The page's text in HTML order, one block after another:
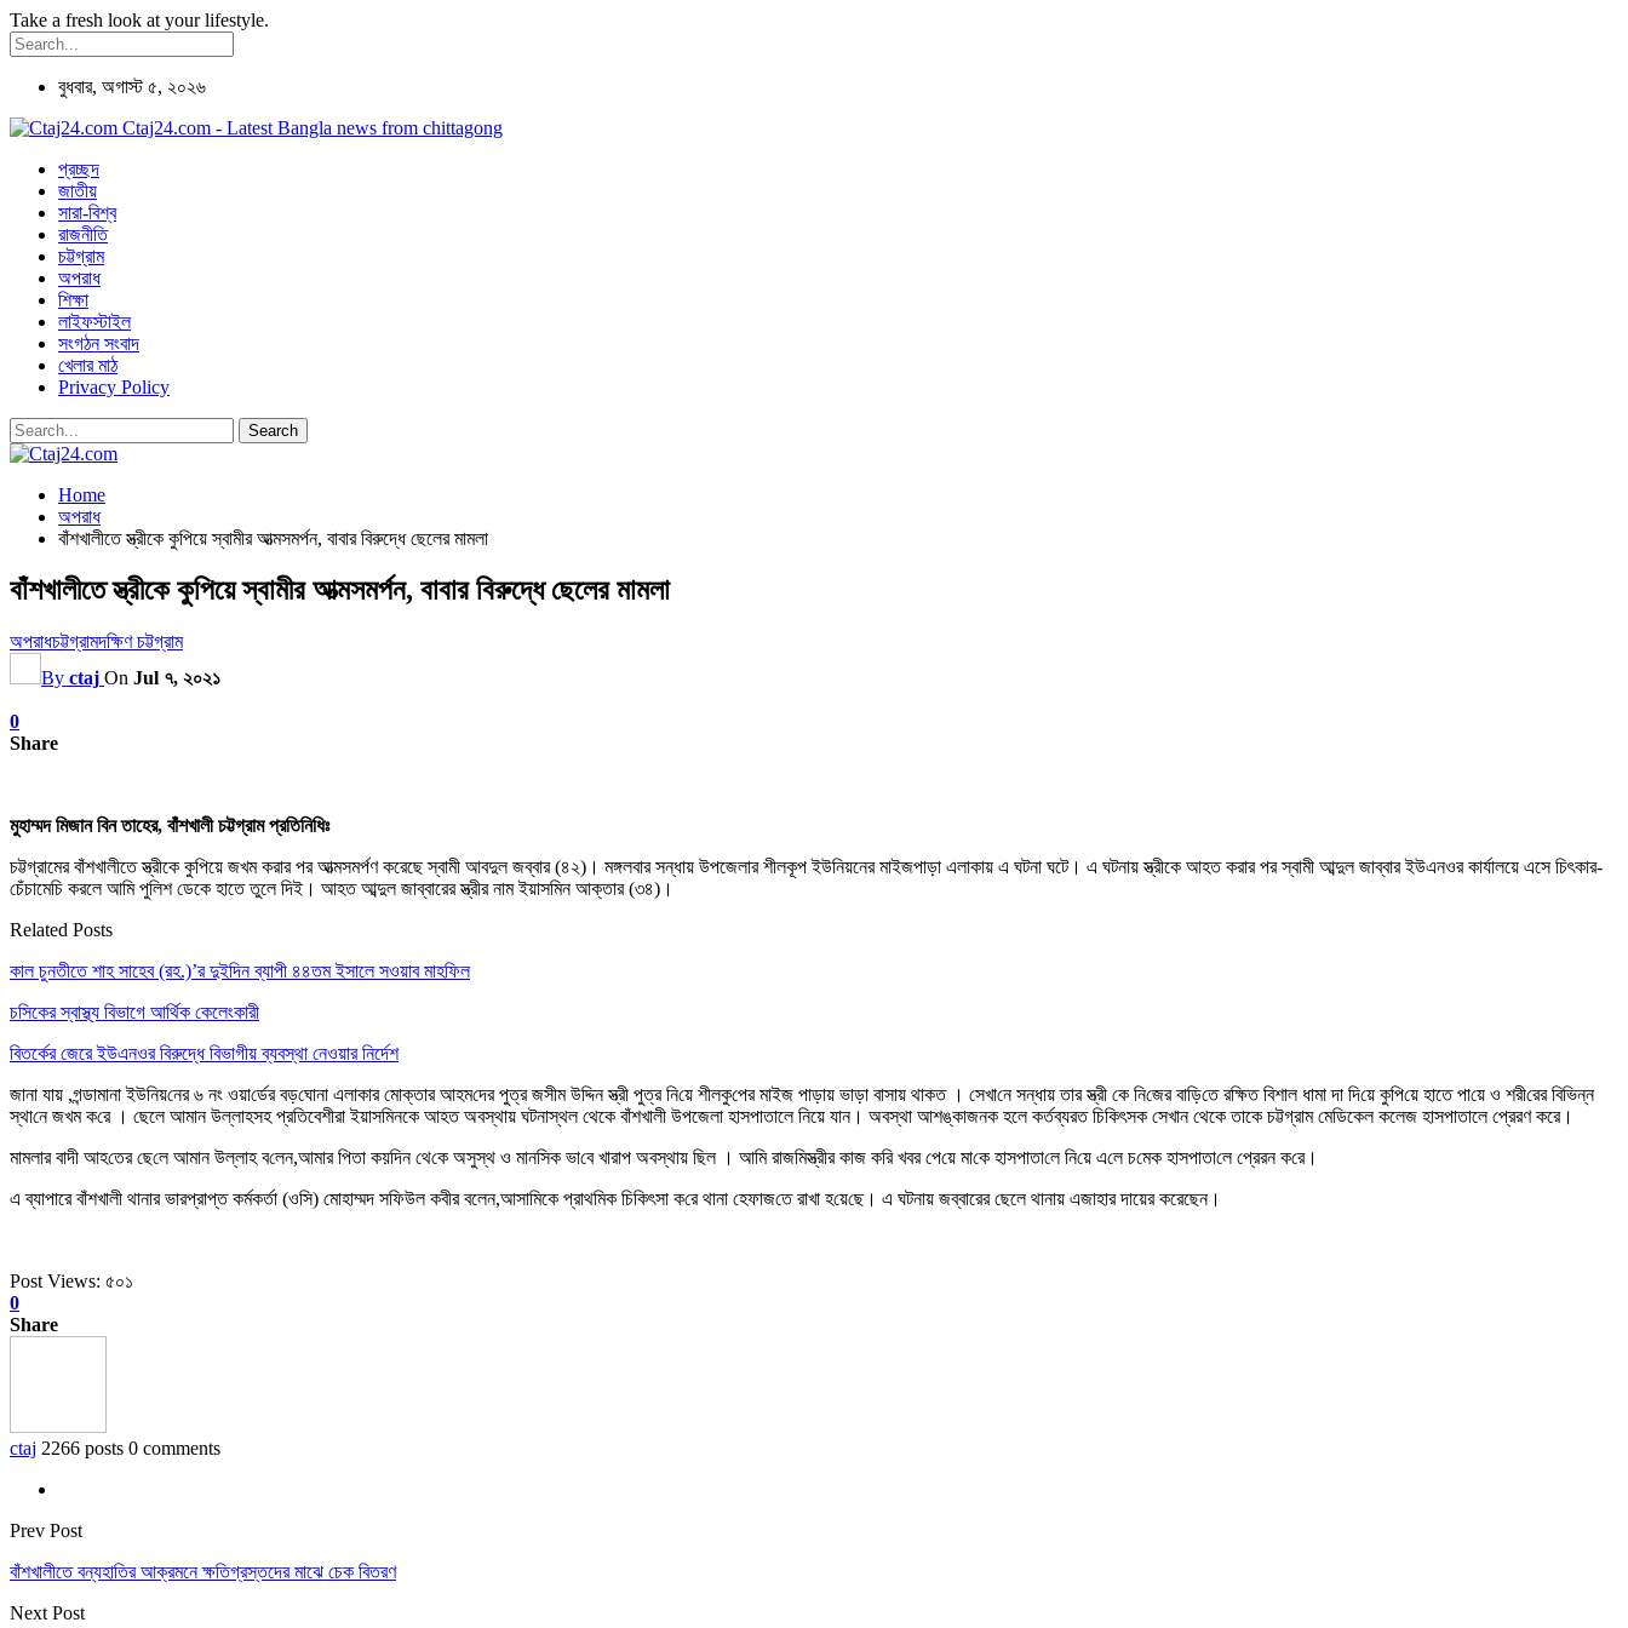
Take a fresh look at your lifestyle.
বুধবার, অগাস্ট ৫, ২০২৬
Ctaj24.com - Latest Bangla news from chittagong
প্রচ্ছদ
জাতীয়
সারা-বিশ্ব
রাজনীতি
চট্টগ্রাম
অপরাধ
শিক্ষা
লাইফস্টাইল
সংগঠন সংবাদ
খেলার মাঠ
Privacy Policy
Home
অপরাধ
বাঁশখালীতে স্ত্রীকে কুপিয়ে স্বামীর আত্মসমর্পন, বাবার বিরুদ্ধে ছেলের মামলা
বাঁশখালীতে স্ত্রীকে কুপিয়ে স্বামীর আত্মসমর্পন, বাবার বিরুদ্ধে ছেলের মামলা
অপরাধচট্টগ্রামদক্ষিণ চট্টগ্রাম
By ctaj On Jul ৭, ২০২১
0
Share
মুহাম্মদ মিজান বিন তাহের, বাঁশখালী চট্টগ্রাম প্রতিনিধিঃ
চট্টগ্রামের বাঁশখালীতে স্ত্রীকে কুপিয়ে জখম করার পর আত্মসমর্পণ করেছে স্বামী আবদুল জব্বার (৪২)। মঙ্গলবার সন্ধায় উপজেলার শীলকূপ ইউনিয়নের মাইজপাড়া এলাকায় এ ঘটনা ঘটে। এ ঘটনায় স্ত্রীকে আহত করার পর স্বামী আব্দুল জাব্বার ইউএনওর কার্যালয়ে এসে চিৎকার-
চেঁচামেচি করলে আমি পুলিশ ডেকে হাতে তুলে দিই। আহত আব্দুল জাব্বারের স্ত্রীর নাম ইয়াসমিন আক্তার (৩৪)।
Related Posts
কাল চুনতীতে শাহ সাহেব (রহ.)’র দুইদিন ব্যাপী ৪৪তম ইসালে সওয়াব মাহফিল
চসিকের স্বাস্থ্য বিভাগে আর্থিক কেলেংকারী
বিতর্কের জেরে ইউএনওর বিরুদ্ধে বিভাগীয় ব্যবস্থা নেওয়ার নির্দেশ
জানা যায় ,গন্ডামানা ইউ‌নিয়‌নের ৬ নং ওয়া‌র্ডের বড়‌ঘোনা এলাকার মোক্তার আহম‌দের পুত্র জসীম উ‌দ্দিন স্ত্রী পুত্র নি‌য়ে শীলকু‌পের মাইজ পাড়ায় ভাড়া বাসায় থাকত । সেখা‌নে সন্ধায় তার স্ত্রী কে নি‌জের বা‌ড়ি‌তে র‌ক্ষিত বিশাল ধামা দা দি‌য়ে কু‌পি‌য়ে হাতে পা‌য়ে ও শরী‌রের বি‌ভিন্ন
স্থা‌নে জখম ক‌রে । ছেলে আমান উল্লাহসহ প্রতিবেশীরা ইয়াসমিনকে আহত অবস্থায় ঘটনাস্থল থেকে বাঁশখালী উপজেলা হাসপাতালে নিয়ে যান। অবস্থা আশঙ্কাজনক হলে কর্তব্যরত চিকিৎসক সেখান থেকে তাকে চট্টগ্রাম মেডিকেল কলেজ হাসপাতালে প্রেরণ করে।
মামলার বাদী আহ‌তের ছে‌লে আমান উল্লাহ ব‌লেন,আমার পিতা কয়‌দিন থে‌কে অসুস্থ ও মান‌সিক ভা‌বে খারাপ অবস্থায় ছিল । আ‌মি রাজ‌মিস্ত্রীর কাজ ক‌রি খবর পে‌য়ে মা‌কে হাসপাতা‌লে নি‌য়ে এ‌লে চ‌মেক হাসপাতা‌লে প্রেরন ক‌রে।
এ ব্যাপারে বাঁশখালী থানার ভারপ্রাপ্ত কর্মকর্তা (ওসি) মোহাম্মদ সফিউল কবীর বলেন,আসামিকে প্রাথ‌মিক চি‌কিৎসা ক‌রে থানা হেফাজ‌তে রাখা হ‌য়ে‌ছে। এ ঘটনায় জব্বারের ছেলে থানায় এজাহার দায়ের করেছেন।
Post Views: ৫০১
0
Share
ctaj 2266 posts 0 comments
Prev Post
বাঁশখালীতে বন্যহাতির আক্রমনে ক্ষতিগ্রস্তদের মাঝে চেক বিতরণ
Next Post